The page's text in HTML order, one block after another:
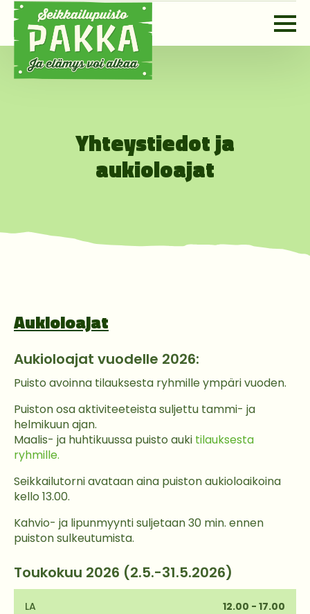
Yhteystiedot ja
aukioloajat
Aukioloajat
Aukioloajat vuodelle 2026:
Puisto avoinna tilauksesta ryhmille ympäri vuoden.
Puiston osa aktiviteeteista suljettu tammi- ja
helmikuun ajan.
Maalis- ja huhtikuussa puisto auki tilauksesta
ryhmille.
Seikkailutorni avataan aina puiston aukioloaikoina
kello 13.00.
Kahvio- ja lipunmyynti suljetaan 30 min. ennen
puiston sulkeutumista.
Toukokuu 2026 (2.5.-31.5.2026)
LA 12.00 - 17.00